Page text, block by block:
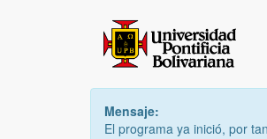
Mensaje:
El programa ya inició, por